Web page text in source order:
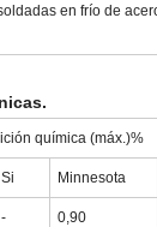
en frío de
química (máx.)%
Si Minnesota
- 0,90